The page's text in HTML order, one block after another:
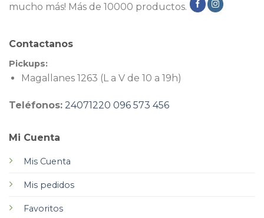
mucho más! Más de 10000 productos.
Mi Cuenta
Mis Cuenta
Mis pedidos
Favoritos
Contactanos
Pickups:
Magallanes 1263 (L a V de 10 a 19h)
Teléfonos: 24071220 096 573 456